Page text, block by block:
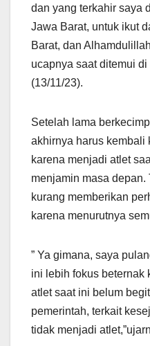
dan yang terkahir saya
Jawa Barat, untuk ikut
Barat, dan
ucapnya saat ditemui
(13/11/23).
Setelah lama
akhirnya harus kembali
karena menjadi atlet
menjamin masa depan.
kurang memberikan
karena menurutnya
” Ya gimana, saya
ini lebih fokus beternak
atlet saat ini belum
pemerintah, terkait
tidak menjadi